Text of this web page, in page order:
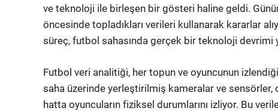
ve teknoloji ile birleşen bir gösteri haline geldi.
öncesinde topladıkları verileri kullanarak kararlar
süreç, futbol sahasında gerçek bir teknoloji devrimi
Futbol veri analitiği, her topun ve oyuncunun
saha üzerinde yerleştirilmiş kameralar ve sensörler,
hatta oyuncuların fiziksel durumlarını izliyor. Bu